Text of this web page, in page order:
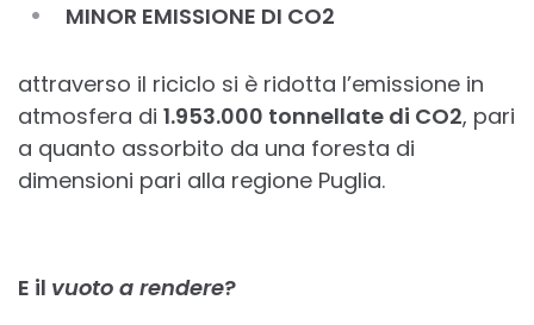
MINOR EMISSIONE DI CO2
attraverso il riciclo si è ridotta l’emissione in
atmosfera di 1.953.000 tonnellate di CO2, pari
a quanto assorbito da una foresta di
dimensioni pari alla regione Puglia.
E il vuoto a rendere?